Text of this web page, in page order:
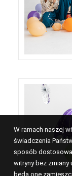
W ramach naszej
świadczenia
sposób
witryny bez
będą one